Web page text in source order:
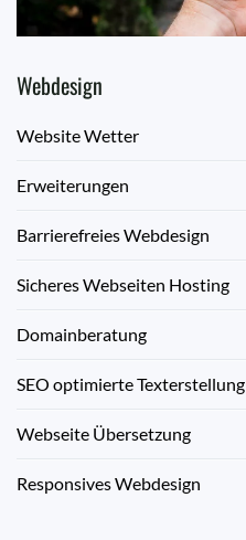
Webdesign
Website Wetter
Erweiterungen
Barrierefreies Webdesign
Sicheres Webseiten Hosting
Domainberatung
SEO optimierte Texterstellung
Webseite Übersetzung
Responsives Webdesign